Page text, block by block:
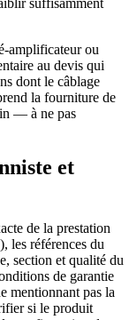
amplificateur ou
au devis qui
dont le câblage
la fourniture de
— à ne pas
et
de la prestation
les références du
section et qualité du
de garantie
mentionnant pas la
si le produit